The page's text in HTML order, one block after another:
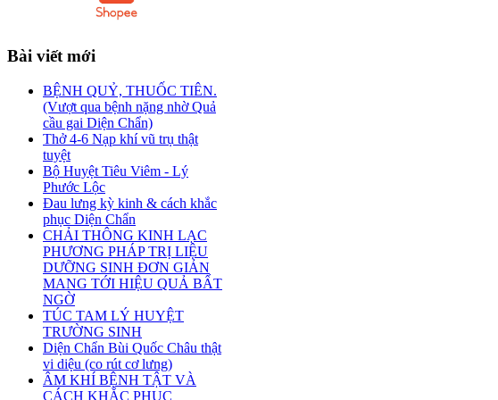
Bài viết mới
BỆNH QUỶ, THUỐC TIÊN.
(Vượt qua bệnh nặng nhờ Quả
cầu gai Diện Chẩn)
Thở 4-6 Nạp khí vũ trụ thật
tuyệt
Bộ Huyệt Tiêu Viêm - Lý
Phước Lộc
Đau lưng kỳ kinh & cách khắc
phục Diện Chẩn
CHẢI THÔNG KINH LẠC
PHƯƠNG PHÁP TRỊ LIỆU
DƯỠNG SINH ĐƠN GIẢN
MANG TỚI HIỆU QUẢ BẤT
NGỜ
TÚC TAM LÝ HUYỆT
TRƯỜNG SINH
Diện Chẩn Bùi Quốc Châu thật
vi diệu (co rút cơ lưng)
ÂM KHÍ BỆNH TẬT VÀ
CÁCH KHẮC PHỤC